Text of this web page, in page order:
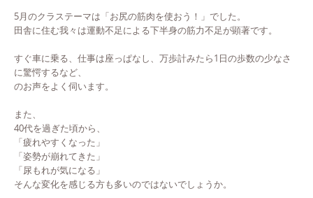
5月のクラステーマは「お尻の筋肉を使おう！」でした。
田舎に住む我々は運動不足による下半身の筋力不足が顕著です。
すぐ車に乗る、仕事は座っぱなし、万歩計みたら1日の歩数の少なさ
に驚愕するなど、
のお声をよく伺います。
また、
40代を過ぎた頃から、
「疲れやすくなった」
「姿勢が崩れてきた」
「尿もれが気になる」
そんな変化を感じる方も多いのではないでしょうか。